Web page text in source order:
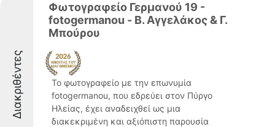
Διακριθέντες
Φωτογραφείο Γερμανού 19 -
fotogermanou - Β. Αγγελάκος & Γ.
Μπούρου
Το φωτογραφείο με την επωνυμία
fotogermanou, που εδρεύει στον Πύργο
Ηλείας, έχει αναδειχθεί ως μια
διακεκριμένη και αξιόπιστη παρουσία